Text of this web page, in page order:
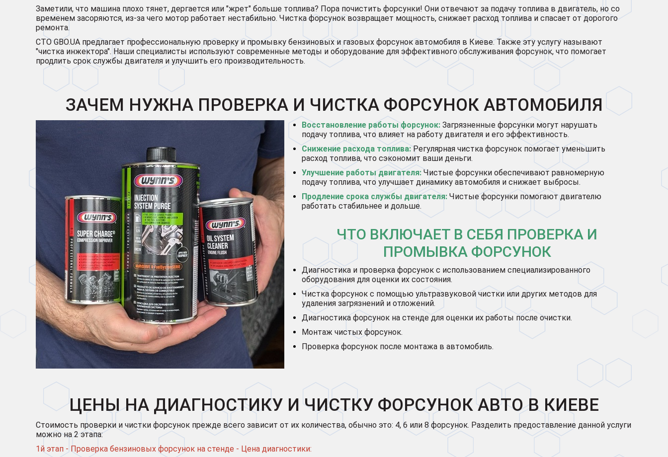
Заметили, что машина плохо тянет, дергается или "жрет" больше топлива? Пора почистить форсунки! Они отвечают за подачу топлива в двигатель, но со
временем засоряются, из-за чего мотор работает нестабильно. Чистка форсунок возвращает мощность, снижает расход топлива и спасает от дорогого
ремонта.
СТО GBO.UA предлагает профессиональную проверку и промывку бензиновых и газовых форсунок автомобиля в Киеве. Также эту услугу называют
"чистка инжектора". Наши специалисты используют современные методы и оборудование для эффективного обслуживания форсунок, что помогает
продлить срок службы двигателя и улучшить его производительность.
ЗАЧЕМ НУЖНА ПРОВЕРКА И ЧИСТКА ФОРСУНОК АВТОМОБИЛЯ
Восстановление работы форсунок: Загрязненные форсунки могут нарушать
подачу топлива, что влияет на работу двигателя и его эффективность.
Снижение расхода топлива:Регулярная чистка форсунок помогает уменьшить
расход топлива, что сэкономит ваши деньги.
Улучшение работы двигателя: Чистые форсунки обеспечивают равномерную
подачу топлива, что улучшает динамику автомобиля и снижает выбросы.
Продление срока службы двигателя: Чистые форсунки помогают двигателю
работать стабильнее и дольше.
ЧТО ВКЛЮЧАЕТ В СЕБЯ ПРОВЕРКА И
ПРОМЫВКА ФОРСУНОК
Диагностика и проверка форсунок с использованием специализированного
оборудования для оценки их состояния.
Чистка форсунок с помощью ультразвуковой чистки или других методов для
удаления загрязнений и отложений.
Диагностика форсунок на стенде для оценки их работы после очистки.
Монтаж чистых форсунок.
Проверка форсунок после монтажа в автомобиль.
ЦЕНЫ НА ДИАГНОСТИКУ И ЧИСТКУ ФОРСУНОК АВТО В КИЕВЕ
Стоимость проверки и чистки форсунок прежде всего зависит от их количества, обычно это: 4, 6 или 8 форсунок. Разделить предоставление данной услуги
можно на 2 этапа:
1й этап - Проверка бензиновых форсунок на стенде - Цена диагностики: